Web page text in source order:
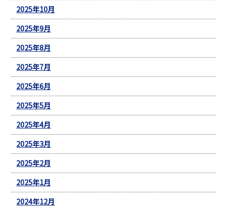
2025年10月
2025年9月
2025年8月
2025年7月
2025年6月
2025年5月
2025年4月
2025年3月
2025年2月
2025年1月
2024年12月